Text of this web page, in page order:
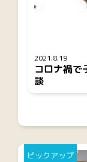
2021.8.19
コロナ禍で
談
ピックアップ